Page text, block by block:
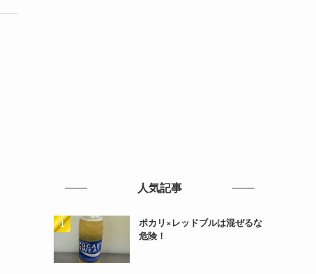
人気記事
ポカリ×レッドブルは混ぜるな
危険！